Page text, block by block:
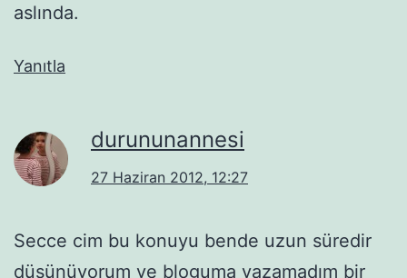
aslında.
Yanıtla
durununannesi
27 Haziran 2012, 12:27
Secce cim bu konuyu bende uzun süredir
düşünüyorum ve bloguma yazamadım bir